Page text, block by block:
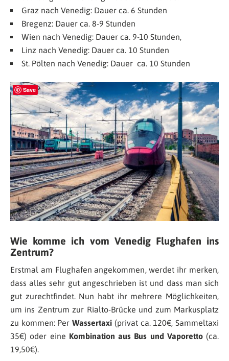
Graz nach Venedig: Dauer ca. 6 Stunden
Bregenz: Dauer ca. 8-9 Stunden
Wien nach Venedig: Dauer ca. 9-10 Stunden,
Linz nach Venedig: Dauer ca. 10 Stunden
St. Pölten nach Venedig: Dauer ca. 10 Stunden
Save
Wie komme ich vom Venedig Flughafen ins
Zentrum?
Erstmal am Flughafen angekommen, werdet ihr merken,
dass alles sehr gut angeschrieben ist und dass man sich
gut zurechtfindet. Nun habt ihr mehrere Möglichkeiten,
um ins Zentrum zur Rialto-Brücke und zum Markusplatz
zu kommen: PerWassertaxi (privat ca. 120€, Sammeltaxi
35€) oder eine Kombination aus Bus und Vaporetto(ca.
19,50€).